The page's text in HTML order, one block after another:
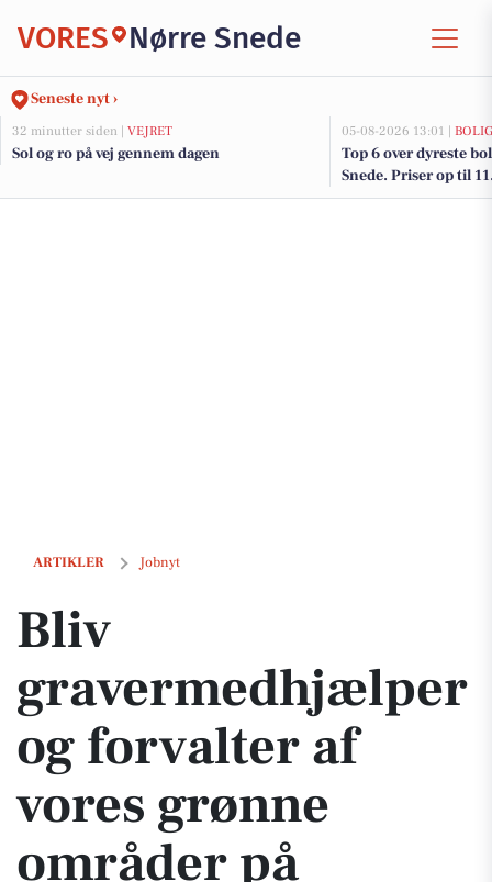
VORES Nørre Snede
Seneste nyt ›
32 minutter siden | VEJRET
Sol og ro på vej gennem dagen
05-08-2026 13:01 |
Top 6 over dyreste
Snede. Priser op til
ARTIKLER Jobnyt
Bliv gravermedhjælper og forvalter af vores grønne områder på
Bliv
gravermedhjælper
og forvalter af
vores grønne
områder på